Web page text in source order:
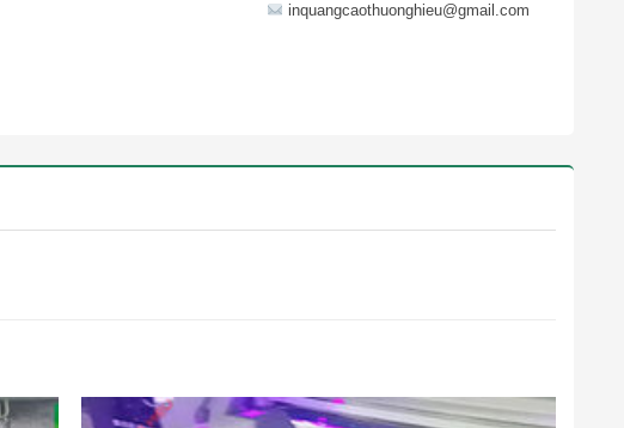
inquangcaothuonghieu@gmail.com